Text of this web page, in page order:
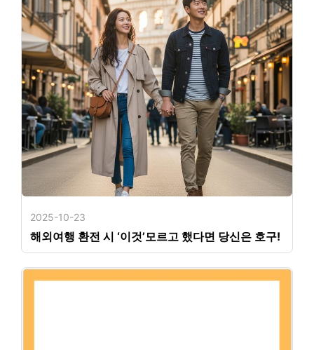
2025-10-23
해외여행 환전 시 ‘이것’모르고 했다면 당신은 호구!